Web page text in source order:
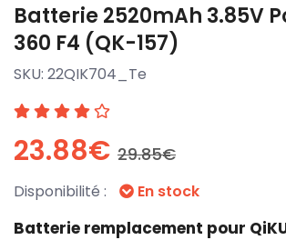
Batterie 2520mAh 3.85V
360 F4 (QK-157)
SKU: 22QIK704_Te
23.88€ 29.85€
Disponibilité : En stock
Batterie remplacement pour